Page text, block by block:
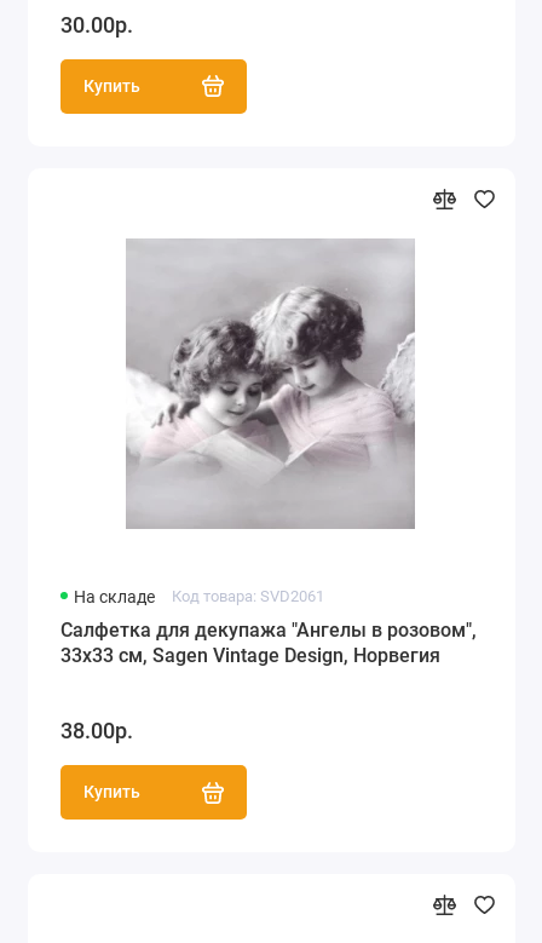
30.00р.
Купить
На складе Код товара: SVD2061
Салфетка для декупажа "Ангелы в розовом",
33х33 см, Sagen Vintage Design, Норвегия
38.00р.
Купить